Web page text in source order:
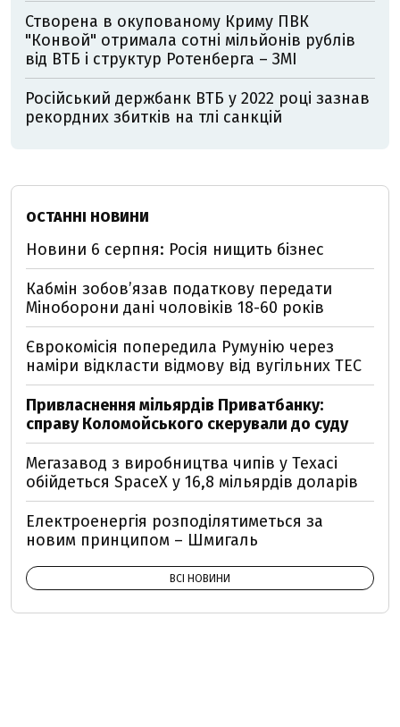
Створена в окупованому Криму ПВК
"Конвой" отримала сотні мільйонів рублів
від ВТБ і структур Ротенберга – ЗМІ
Російський держбанк ВТБ у 2022 році зазнав
рекордних збитків на тлі санкцій
ОСТАННІ НОВИНИ
Новини 6 серпня: Росія нищить бізнес
Кабмін зобовʼязав податкову передати
Міноборони дані чоловіків 18-60 років
Єврокомісія попередила Румунію через
наміри відкласти відмову від вугільних ТЕС
Привласнення мільярдів Приватбанку:
справу Коломойського скерували до суду
Мегазавод з виробництва чипів у Техасі
обійдеться SpaceX у 16,8 мільярдів доларів
Електроенергія розподілятиметься за
новим принципом – Шмигаль
ВСІ НОВИНИ